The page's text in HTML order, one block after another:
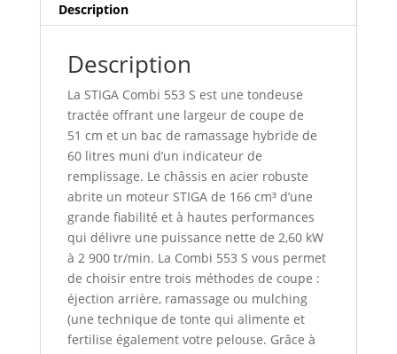
Description
Description
La STIGA Combi 553 S est une tondeuse
tractée offrant une largeur de coupe de
51 cm et un bac de ramassage hybride de
60 litres muni d’un indicateur de
remplissage. Le châssis en acier robuste
abrite un moteur STIGA de 166 cm³ d’une
grande fiabilité et à hautes performances
qui délivre une puissance nette de 2,60 kW
à 2 900 tr/min. La Combi 553 S vous permet
de choisir entre trois méthodes de coupe :
éjection arrière, ramassage ou mulching
(une technique de tonte qui alimente et
fertilise également votre pelouse. Grâce à